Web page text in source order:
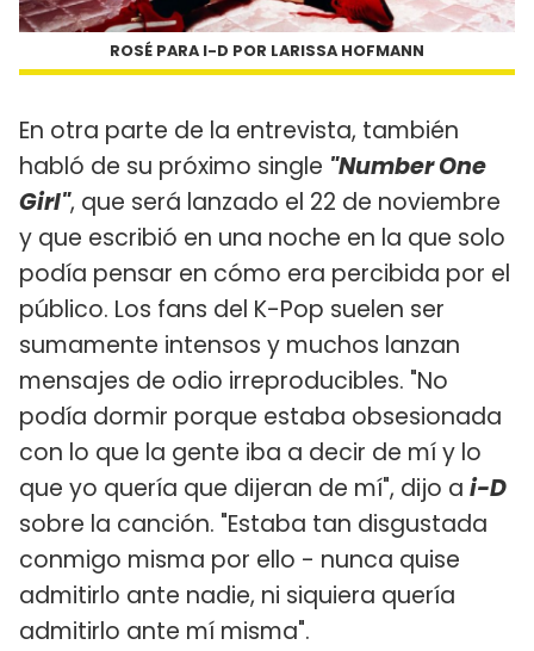
ROSÉ PARA I-D POR LARISSA HOFMANN
En otra parte de la entrevista, también
habló de su próximo single "Number One
Girl", que será lanzado el 22 de noviembre
y que escribió en una noche en la que solo
podía pensar en cómo era percibida por el
público. Los fans del K-Pop suelen ser
sumamente intensos y muchos lanzan
mensajes de odio irreproducibles. "No
podía dormir porque estaba obsesionada
con lo que la gente iba a decir de mí y lo
que yo quería que dijeran de mí", dijo a i-D
sobre la canción. "Estaba tan disgustada
conmigo misma por ello - nunca quise
admitirlo ante nadie, ni siquiera quería
admitirlo ante mí misma".